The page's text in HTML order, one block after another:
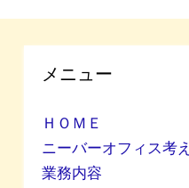
メニュー
ＨＯＭＥ
ニーバーオフィス考え
業務内容